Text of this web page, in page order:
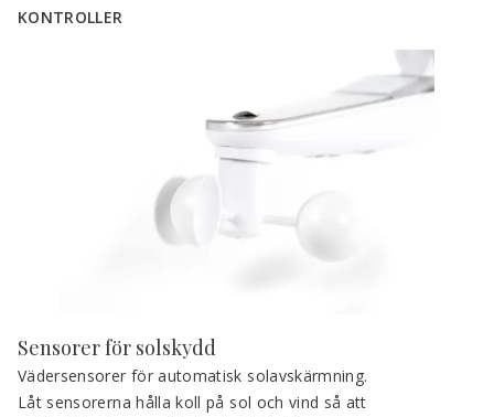
KONTROLLER
Sensorer för solskydd
Vädersensorer för automatisk solavskärmning.
Låt sensorerna hålla koll på sol och vind så att